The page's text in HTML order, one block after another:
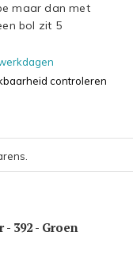
maar dan met
bol zit 5
controleren
392 - Groen